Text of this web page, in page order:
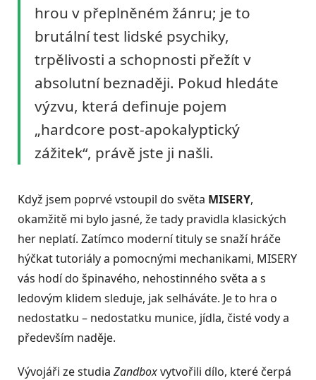
hrou v přeplněném žánru; je to
brutální test lidské psychiky,
trpělivosti a schopnosti přežít v
absolutní beznaději. Pokud hledáte
výzvu, která definuje pojem
„hardcore post-apokalyptický
zážitek“, právě jste ji našli.
Když jsem poprvé vstoupil do světa MISERY,
okamžitě mi bylo jasné, že tady pravidla klasických
her neplatí. Zatímco moderní tituly se snaží hráče
hýčkat tutoriály a pomocnými mechanikami, MISERY
vás hodí do špinavého, nehostinného světa a s
ledovým klidem sleduje, jak selháváte. Je to hra o
nedostatku – nedostatku munice, jídla, čisté vody a
především naděje.
Vývojáři ze studia Zandboxvytvořili dílo, které čerpá